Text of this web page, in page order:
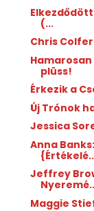
(...
Chris
plüss!
Érkezik a
Új Trónok
Jessica
Anna
Jeffrey
Maggie